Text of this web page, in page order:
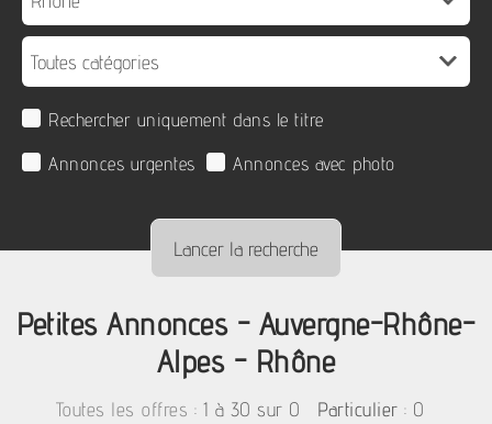
Rechercher uniquement dans le titre
Annonces urgentes
Annonces avec photo
Petites Annonces - Auvergne-Rhône-
Alpes - Rhône
Toutes les offres : 1 à 30 sur 0 Particulier : 0